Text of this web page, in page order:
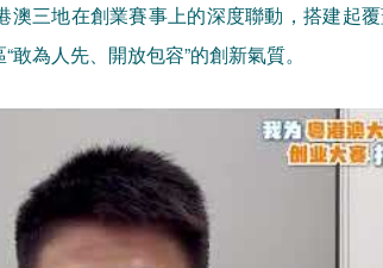
澳三地在創業賽事上的深度聯動，搭建起
為人先、開放包容”的創新氣質。